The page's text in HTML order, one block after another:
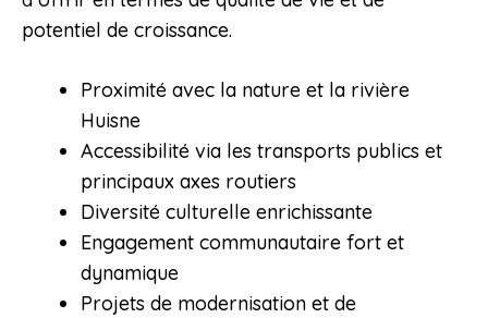
potentiel de croissance.
Proximité avec la nature et la rivière
Huisne
Accessibilité via les transports publics et
principaux axes routiers
Diversité culturelle enrichissante
Engagement communautaire fort et
dynamique
Projets de modernisation et de